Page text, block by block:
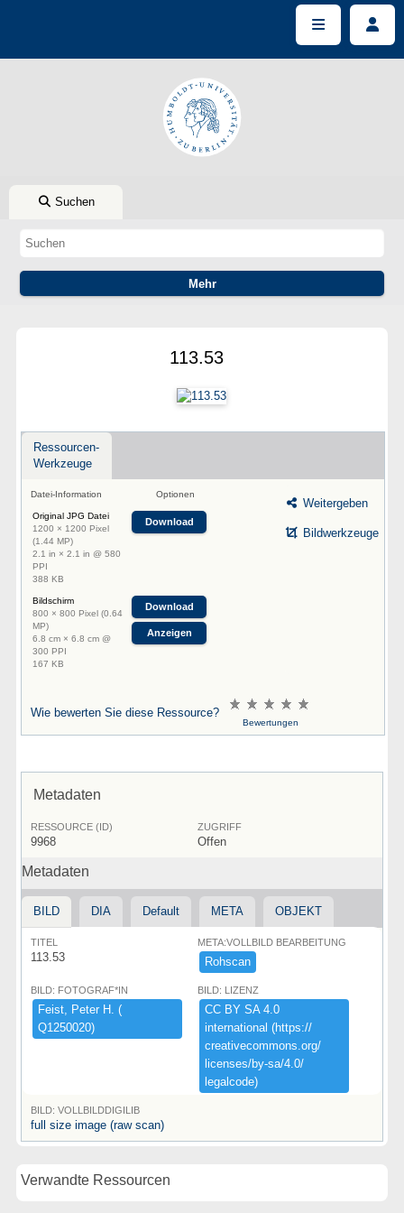
Suchen
113.53
Ressourcen-
Werkzeuge
Datei-Information Optionen
Original JPG Datei
1200 × 1200 Pixel
(1.44 MP)
2.1 in × 2.1 in @ 580
PPI
388 KB
Download
Bildschirm
800 × 800 Pixel (0.64
MP)
6.8 cm × 6.8 cm @
300 PPI
167 KB
Download
Anzeigen
Weitergeben
Bildwerkzeuge
Wie bewerten Sie diese Ressource?
Bewertungen
Metadaten
RESSOURCE (ID)
9968
ZUGRIFF
Offen
Metadaten
BILD DIA Default META OBJEKT
TITEL
113.53
META:VOLLBILD BEARBEITUNG
Rohscan
BILD: FOTOGRAF*IN
Feist,​ ​Peter ​H.​ ​(​
Q1250020)​
BILD: LIZENZ
CC ​BY ​SA ​4.​0 ​
international ​(​https:​/​/​
creativecommons.​org/​
licenses/​by-​sa/​4.​0/​
legalcode)​
BILD: VOLLBILDDIGILIB
full size image (raw scan)
Verwandte Ressourcen